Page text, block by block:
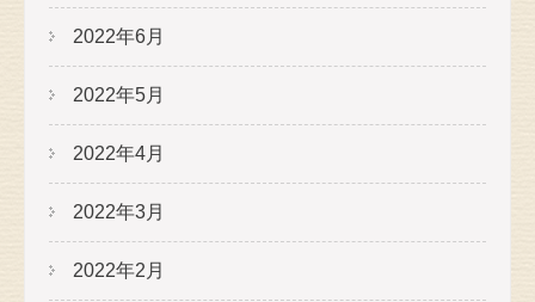
2022年6月
2022年5月
2022年4月
2022年3月
2022年2月